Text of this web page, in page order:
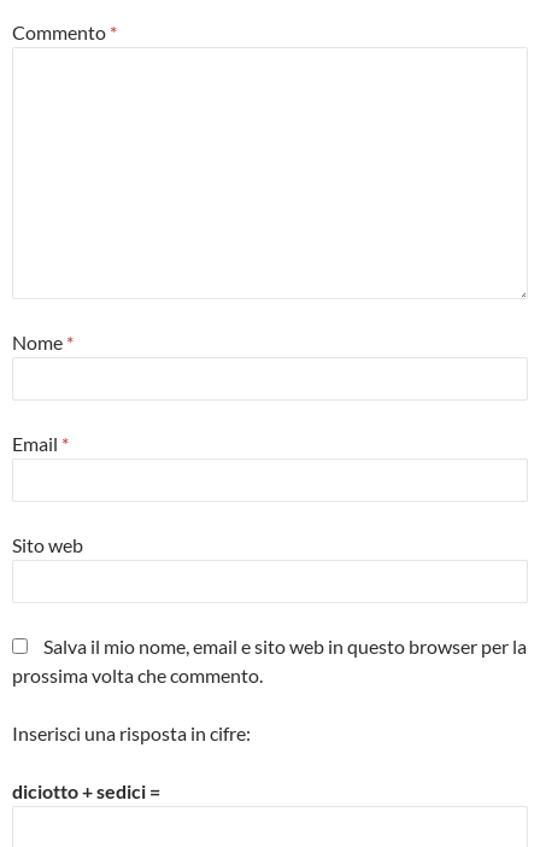
Commento *
Nome *
Email *
Sito web
Salva il mio nome, email e sito web in questo browser per la
prossima volta che commento.
Inserisci una risposta in cifre:
diciotto + sedici =